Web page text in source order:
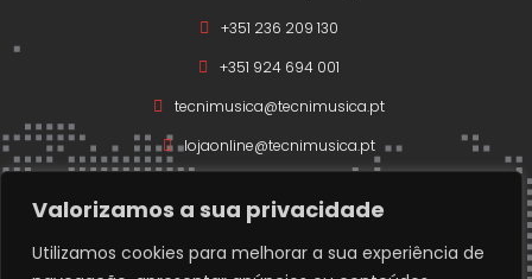
Valorizamos a sua privacidade
Utilizamos cookies para melhorar a sua experiência de
+351 236 209 130
+351 924 694 001
tecnimusica@tecnimusica.pt
lojaonline@tecnimusica.pt